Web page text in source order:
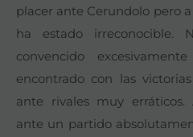
placer ante Cerundolo pero
ha estado irreconocible.
convencido
encontrado con las
ante rivales muy erráticos.
ante un partido